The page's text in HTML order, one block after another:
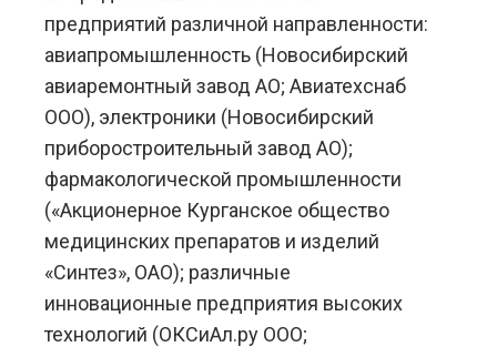
предприятий различной направленности:
авиапромышленность (Новосибирский
авиаремонтный завод АО; Авиатехснаб
ООО), электроники (Новосибирский
приборостроительный завод АО);
фармакологической промышленности
(«Акционерное Курганское общество
медицинских препаратов и изделий
«Синтез», ОАО); различные
инновационные предприятия высоких
технологий (ОКСиАл.ру ООО;